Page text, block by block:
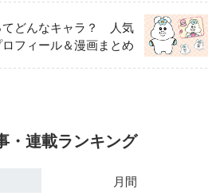
てどんなキャラ？ 人気
フィール＆漫画まとめ
・連載ランキング
月間